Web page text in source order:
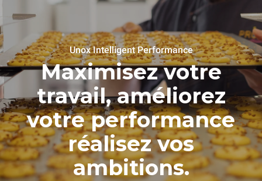
Unox Intelligent Performance
Maximisez votre
travail, améliorez
votre performance
réalisez vos
ambitions.